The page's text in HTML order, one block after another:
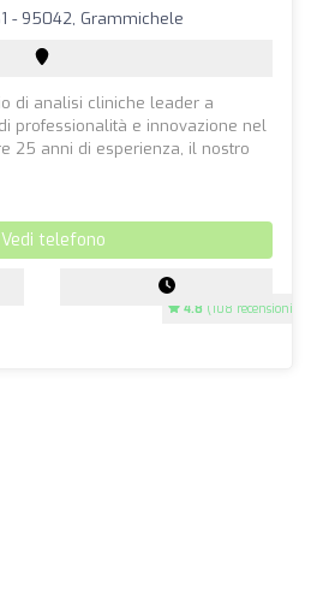
4.8 (108 recensioni)
- 95042, Grammichele
di analisi cliniche leader a
professionalità e innovazione nel
25 anni di esperienza, il nostro
telefono